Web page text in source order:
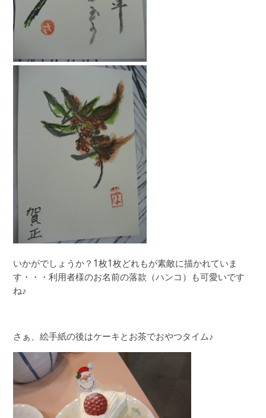
いかがでしょうか？1枚1枚どれもが素敵に描かれていま
す・・・利用者様のお名前の落款（ハンコ）も可愛いです
ね♪
さぁ、絵手紙の後はケーキとお茶でおやつタイム♪